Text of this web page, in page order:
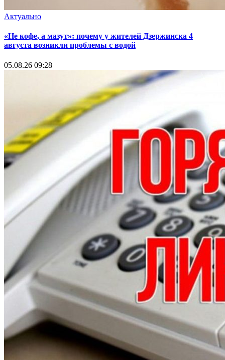
Актуально
«Не кофе, а мазут»: почему у жителей Дзержинска 4
августа возникли проблемы с водой
05.08.26 09:28